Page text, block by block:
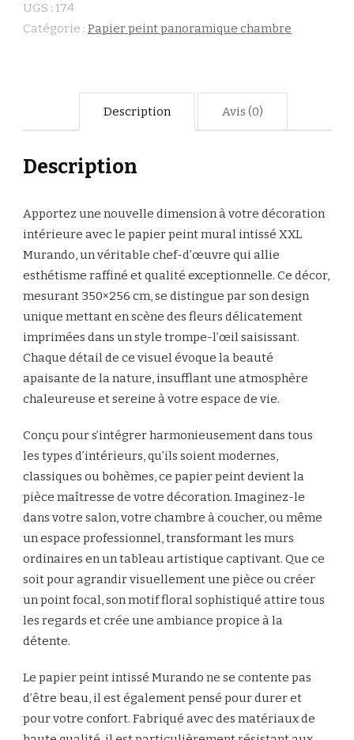
UGS : 174
Catégorie : Papier peint panoramique chambre
Description Avis (0)
Description
Apportez une nouvelle dimension à votre décoration
intérieure avec le papier peint mural intissé XXL
Murando, un véritable chef-d’œuvre qui allie
esthétisme raffiné et qualité exceptionnelle. Ce décor,
mesurant 350×256 cm, se distingue par son design
unique mettant en scène des fleurs délicatement
imprimées dans un style trompe-l’œil saisissant.
Chaque détail de ce visuel évoque la beauté
apaisante de la nature, insufflant une atmosphère
chaleureuse et sereine à votre espace de vie.
Conçu pour s’intégrer harmonieusement dans tous
les types d’intérieurs, qu’ils soient modernes,
classiques ou bohèmes, ce papier peint devient la
pièce maîtresse de votre décoration. Imaginez-le
dans votre salon, votre chambre à coucher, ou même
un espace professionnel, transformant les murs
ordinaires en un tableau artistique captivant. Que ce
soit pour agrandir visuellement une pièce ou créer
un point focal, son motif floral sophistiqué attire tous
les regards et crée une ambiance propice à la
détente.
Le papier peint intissé Murando ne se contente pas
d’être beau, il est également pensé pour durer et
pour votre confort. Fabriqué avec des matériaux de